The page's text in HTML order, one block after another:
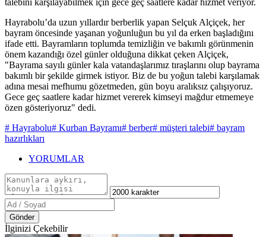
Hayrabolu’da uzun yıllardır berberlik yapan Selçuk Alçiçek, her
bayram öncesinde yaşanan yoğunluğun bu yıl da erken başladığını
ifade etti. Bayramların toplumda temizliğin ve bakımlı görünmenin
önem kazandığı özel günler olduğuna dikkat çeken Alçiçek,
"Bayrama sayılı günler kala vatandaşlarımız tıraşlarını olup bayrama
bakımlı bir şekilde girmek istiyor. Biz de bu yoğun talebi karşılamak
adına mesai mefhumu gözetmeden, gün boyu aralıksız çalışıyoruz.
Gece geç saatlere kadar hizmet vererek kimseyi mağdur etmemeye
özen gösteriyoruz" dedi.
# Hayrabolu# Kurban Bayramı# berber# müşteri talebi# bayram
hazırlıkları
YORUMLAR
Gönder
İlginizi Çekebilir